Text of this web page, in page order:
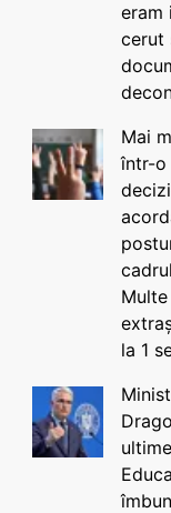
eram
cerut
Mai
într-o
la 1